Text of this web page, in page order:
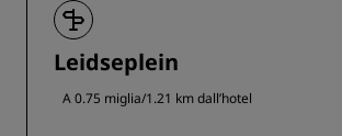
Leidseplein
A 0.75 miglia/1.21 km dall’hotel